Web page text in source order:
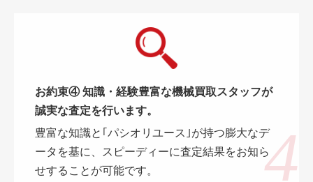
お約束④ 知識・経験豊富な機械買取スタッフが
誠実な査定を行います。
豊富な知識と｢パシオリユース｣が持つ膨大なデ
ータを基に、スピーディーに査定結果をお知ら
せすることが可能です。